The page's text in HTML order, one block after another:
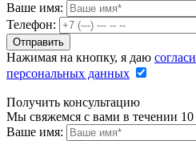
Ваше имя:
Телефон:
Нажимая на кнопку, я даю
персональных данных
Получить консультацию
Мы свяжемся с вами в течении
Ваше имя: